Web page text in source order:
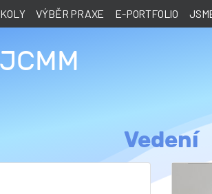
VÝBĚR PRAXE E-PORTFOLIO
Vedení